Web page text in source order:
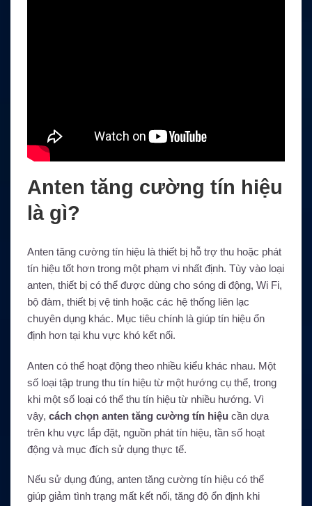
Anten tăng cường tín hiệu
là gì?
Anten tăng cường tín hiệu là thiết bị hỗ trợ thu hoặc phát
tín hiệu tốt hơn trong một phạm vi nhất định. Tùy vào loại
anten, thiết bị có thể được dùng cho sóng di động, Wi Fi,
bộ đàm, thiết bị vệ tinh hoặc các hệ thống liên lạc
chuyên dụng khác. Mục tiêu chính là giúp tín hiệu ổn
định hơn tại khu vực khó kết nối.
Anten có thể hoạt động theo nhiều kiểu khác nhau. Một
số loại tập trung thu tín hiệu từ một hướng cụ thể, trong
khi một số loại có thể thu tín hiệu từ nhiều hướng. Vì
vậy, cách chọn anten tăng cường tín hiệu cần dựa
trên khu vực lắp đặt, nguồn phát tín hiệu, tần số hoạt
động và mục đích sử dụng thực tế.
Nếu sử dụng đúng, anten tăng cường tín hiệu có thể
giúp giảm tình trạng mất kết nối, tăng độ ổn định khi